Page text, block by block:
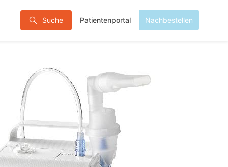
Suche Patientenportal Nachbestellen